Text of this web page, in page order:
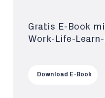
Gratis E-Book
Work-Life-
Download E-Book